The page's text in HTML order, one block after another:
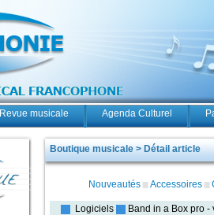
Revue musicale Agenda Culturel
Boutique musicale > Détail article
Nouveautés Accessoires
Logiciels Band in a Box pro